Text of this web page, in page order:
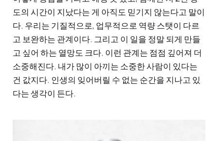
도의 시간이 지났다는 게 아직도 믿기지 않는다고 말이
다. 우리는 기질적으로, 업무적으로 역량 스탯이 다르
고 보완하는 관계이다. 그리고 이 일을 정말 되게 만들
고 싶어 하는 열망도 크다. 이런 관계는 점점 깊어져 더
소중해진다. 내가 많이 아끼는 소중한 사람이 있다는
건 값지다. 인생의 잊어버릴 수 없는 순간을 지나고 있
다는 생각이 든다.